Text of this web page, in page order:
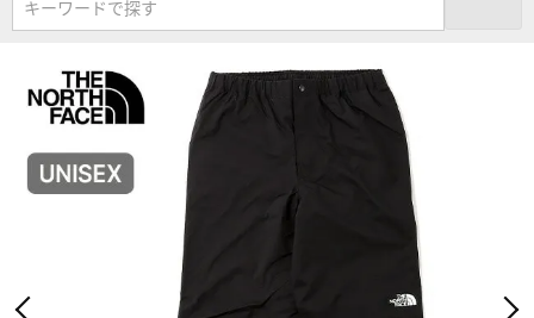
キーワードで探す